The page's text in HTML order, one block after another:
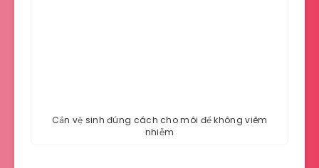
Cần vệ sinh đúng cách cho môi để không viêm
nhiễm